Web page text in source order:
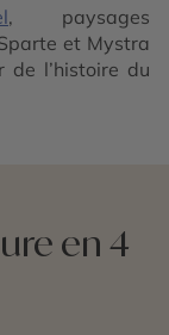
, paysages
et Mystra
de l’histoire du
en 4